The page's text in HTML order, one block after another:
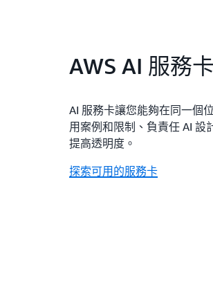
AWS AI 服務
AI 服務卡讓您能夠在同一個
用案例和限制、負責任 AI 設
提高透明度。
探索可用的服務卡